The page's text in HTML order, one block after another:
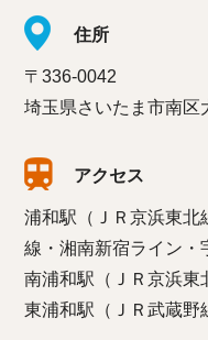
住所
〒336-0042
埼玉県さいたま市南区
アクセス
浦和駅（ＪＲ京浜東北
線・湘南新宿ライン・
南浦和駅（ＪＲ京浜東
東浦和駅（ＪＲ武蔵野